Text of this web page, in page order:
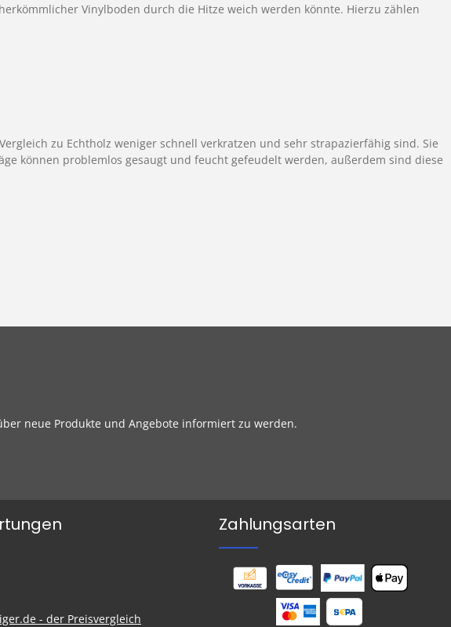
Vinylboden durch die Hitze weich werden könnte. Hierzu zählen
zu Echtholz weniger schnell verkratzen und sehr strapazierfähig sind. Sie
können problemlos gesaugt und feucht gefeudelt werden, außerdem sind diese
neue Produkte und Angebote informiert zu werden.
Zahlungsarten